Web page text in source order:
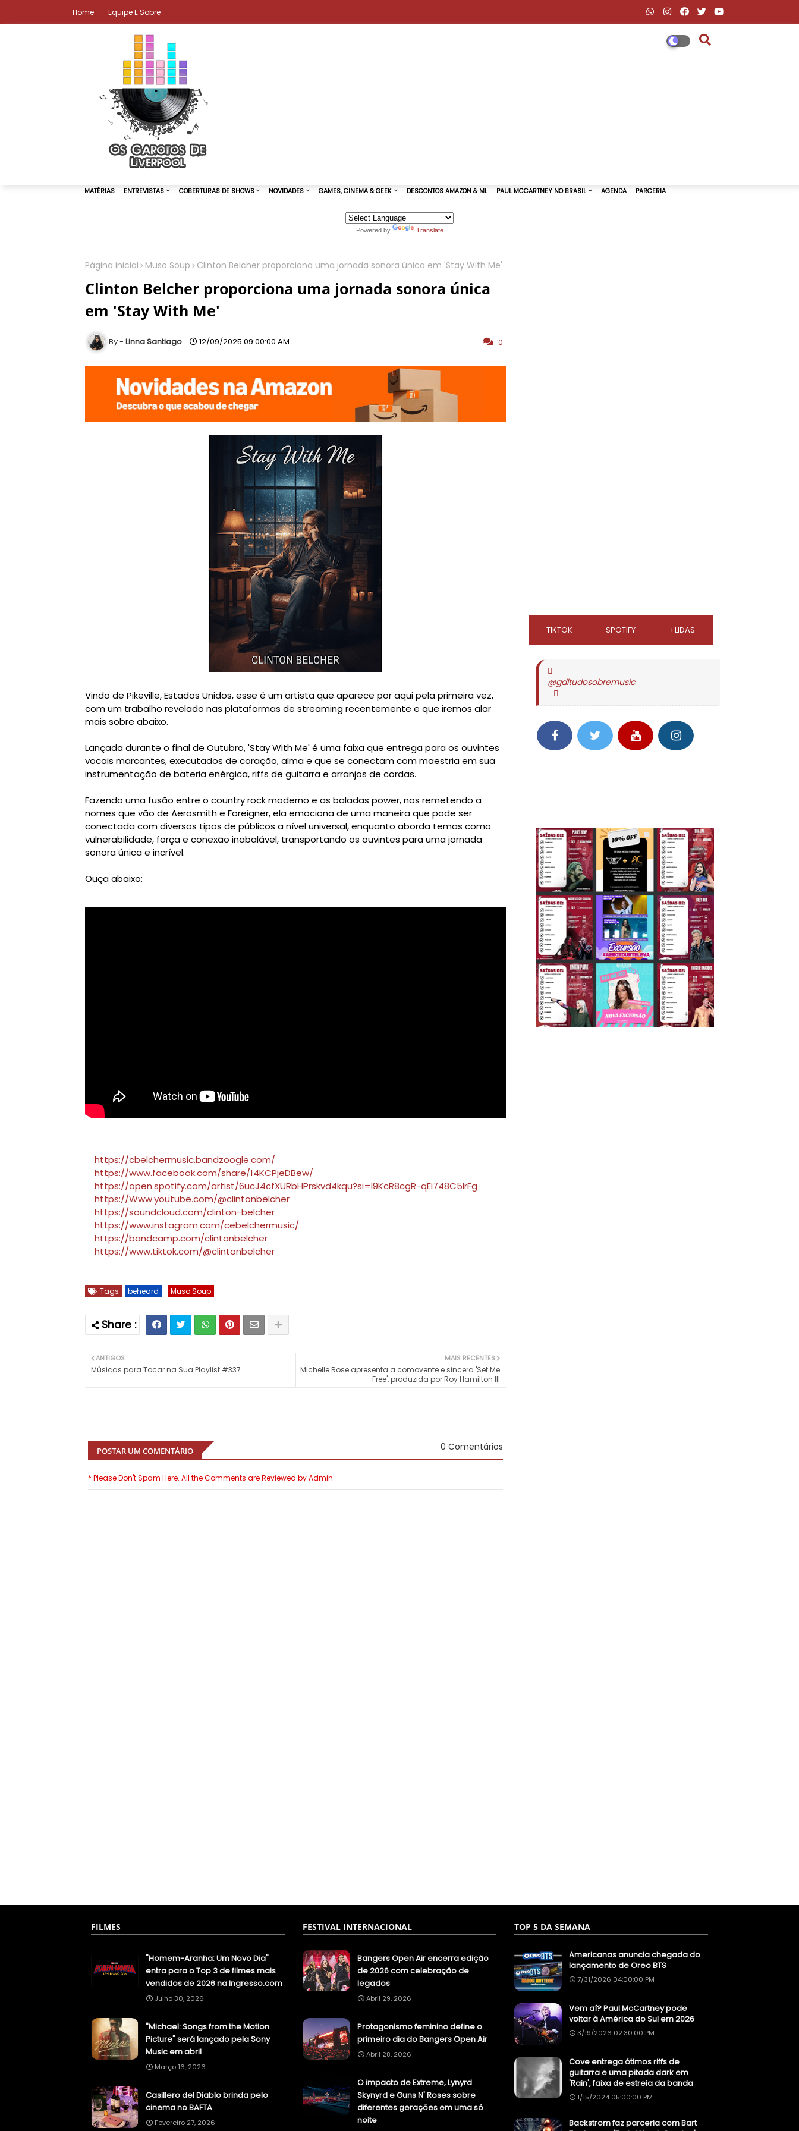
Home Equipe E Sobre
Powered by Translate
Página inicial Muso Soup Clinton Belcher proporciona uma jornada sonora única em 'Stay With Me'
Clinton Belcher proporciona uma jornada sonora única
em 'Stay With Me'
Linna Santiago 12/09/2025 09:00:00 AM 0
Vindo de Pikeville, Estados Unidos, esse é um artista que aparece por aqui pela primeira vez,
com um trabalho revelado nas plataformas de streaming recentemente e que iremos alar
mais sobre abaixo.
Lançada durante o final de Outubro, 'Stay With Me' é uma faixa que entrega para os ouvintes
vocais marcantes, executados de coração, alma e que se conectam com maestria em sua
instrumentação de bateria enérgica, riffs de guitarra e arranjos de cordas.
Fazendo uma fusão entre o country rock moderno e as baladas power, nos remetendo a
nomes que vão de Aerosmith e Foreigner, ela emociona de uma maneira que pode ser
conectada com diversos tipos de públicos a nível universal, enquanto aborda temas como
vulnerabilidade, força e conexão inabalável, transportando os ouvintes para uma jornada
sonora única e incrível.
Ouça abaixo:
https://cbelchermusic.bandzoogle.com/
https://www.facebook.com/share/14KCPjeDBew/
https://open.spotify.com/artist/6ucJ4cfXURbHPrskvd4kqu?si=I9KcR8cgR-qEi748C5lrFg
https://Www.youtube.com/@clintonbelcher
https://soundcloud.com/clinton-belcher
https://www.instagram.com/cebelchermusic/
https://bandcamp.com/clintonbelcher
https://www.tiktok.com/@clintonbelcher
Tags beheard Muso Soup
MAIS RECENTES
Michelle Rose apresenta a comovente e sincera 'Set Me
Free', produzida por Roy Hamilton III
ANTIGOS
Músicas para Tocar na Sua Playlist #337
POSTAR UM COMENTÁRIO 0 Comentários
* Please Don't Spam Here. All the Comments are Reviewed by Admin.
TIKTOK SPOTIFY +LIDAS
@gdltudosobremusic
FILMES
"Homem-Aranha: Um Novo Dia"
entra para o Top 3 de filmes mais
vendidos de 2026 na Ingresso.com
Julho 30, 2026
"Michael: Songs from the Motion
Picture" será lançado pela Sony
Music em abril
Março 16, 2026
Casillero del Diablo brinda pelo
cinema no BAFTA
Fevereiro 27, 2026
FESTIVAL INTERNACIONAL
Bangers Open Air encerra edição
de 2026 com celebração de
legados
Abril 29, 2026
Protagonismo feminino define o
primeiro dia do Bangers Open Air
Abril 28, 2026
O impacto de Extreme, Lynyrd
Skynyrd e Guns N' Roses sobre
diferentes gerações em uma só
noite
TOP 5 DA SEMANA
Americanas anuncia chegada do
lançamento de Oreo BTS
7/31/2026 04:00:00 PM
Vem aí? Paul McCartney pode
voltar à América do Sul em 2026
3/19/2026 02:30:00 PM
Cove entrega ótimos riffs de
guitarra e uma pitada dark em
'Rain', faixa de estreia da banda
1/15/2024 05:00:00 PM
Backstrom faz parceria com Bart